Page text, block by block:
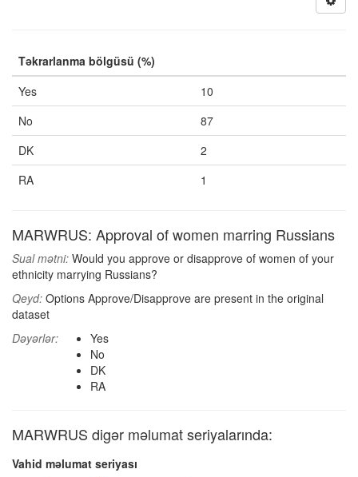
Təkrarlanma bölgüsü (%)
Yes
10
No
87
DK
2
RA
1
MARWRUS: Approval of women marring Russians
Sual mətni: Would you approve or disapprove of women of your
ethnicity marrying Russians?
Qeyd: Options Approve/Disapprove are present in the original
dataset
Dəyərlər:
Yes
No
DK
RA
MARWRUS digər məlumat seriyalarında:
Vahid məlumat seriyası